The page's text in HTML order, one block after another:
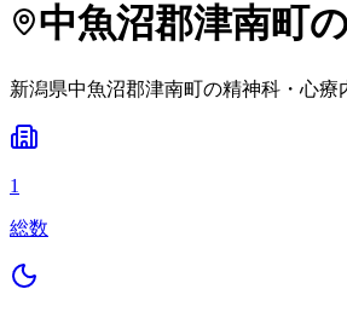
中魚沼郡津南町
新潟県中魚沼郡津南町の精神科・心療
1
総数